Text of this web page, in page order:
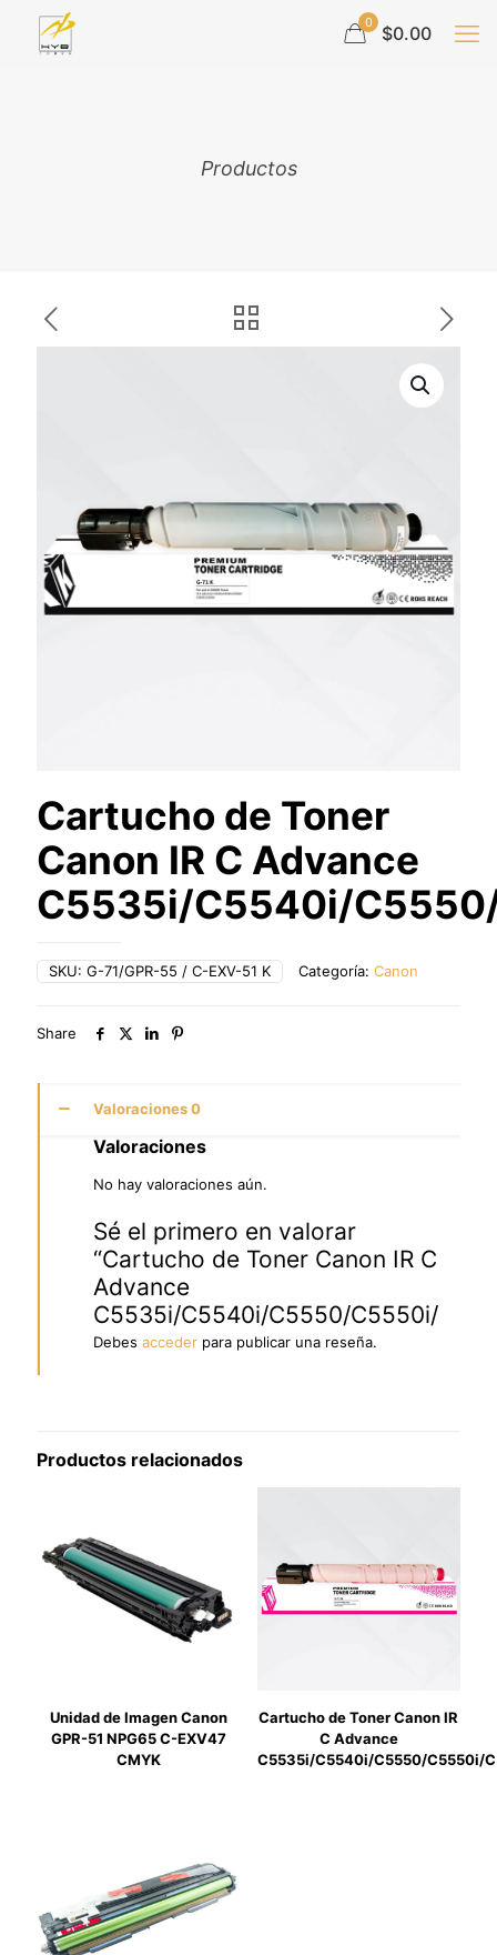
0 $0.00
Productos
Cartucho de Toner
Canon IR C Advance
C5535i/C5540i/
SKU: G-71/GPR-55 / C-EXV-51 K Categoría: Canon
Share
Valoraciones0
Valoraciones
No hay valoraciones aún.
Sé el primero en valorar
“Cartucho de Toner Canon IR C
Advance
C5535i/C5540i/C5550/C5550i/
Debes acceder para publicar una reseña.
Productos relacionados
Unidad de Imagen Canon
GPR-51 NPG65 C-EXV47
CMYK
Cartucho de Toner Canon IR
C Advance
C5535i/C5540i/C5550/C5550i/